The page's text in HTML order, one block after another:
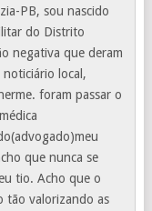
PB, sou nascido
do Distrito
negativa que deram
local,
foram passar o
que nunca se
tio. Acho que o
tão valorizando as